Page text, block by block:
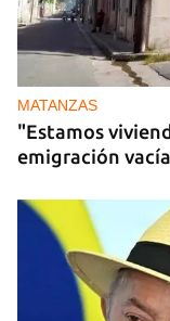
MATANZAS
"Estamos
emigración